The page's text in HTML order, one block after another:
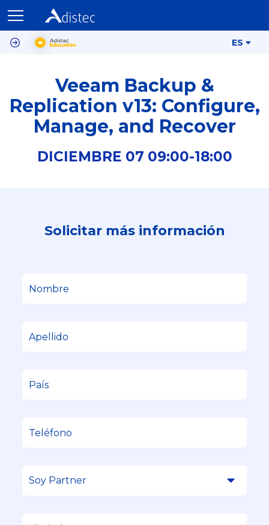
ES
Veeam Backup &
Replication v13: Configure,
Manage, and Recover
DICIEMBRE 07 09:00-18:00
Solicitar más información